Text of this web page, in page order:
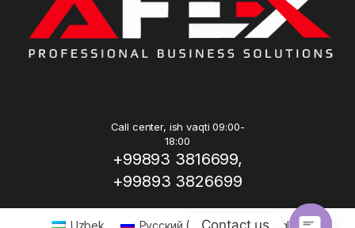
Call center, ish vaqti 09:00-
18:00
+99893 3816699,
+99893 3826699
Uzbek Русский ( Russian) English
Contact us